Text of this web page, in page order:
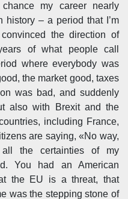
my career nearly
history – a period that I’m
the direction of
of what people call
where everybody was
the market good, taxes
was bad, and suddenly
also with Brexit and the
including France,
are saying, «No way,
all the certainties of my
You had an American
the EU is a threat, that
was the stepping stone of